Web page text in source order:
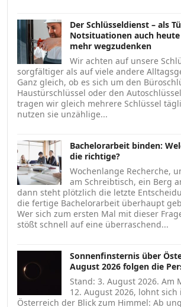
Der Schlüsseldienst – als
Notsituationen auch
mehr wegzudenken
Wir achten auf unsere
sorgfältiger als auf viele andere
Ganz gleich, ob es sich um den
Haustürschlüssel oder den
tragen wir gleich mehrere Schlüssel
nutzen sie unzählige...
Bachelorarbeit binden:
die richtige?
Wochenlange Recherche,
am Schreibtisch, ein Berg
dann steht plötzlich die letzte
die fertige Bachelorarbeit überhaupt
Wer sich zum ersten Mal mit dieser
stößt schnell auf eine überraschend...
Sonnenfinsternis über
August 2026 folgen die
Stand: 3. August 2026. Am
12. August 2026, lohnt sich
Österreich der Blick zum Himmel: Ab